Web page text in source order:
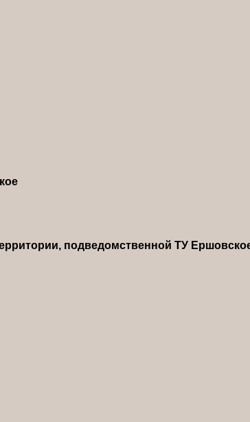
подведомственной ТУ